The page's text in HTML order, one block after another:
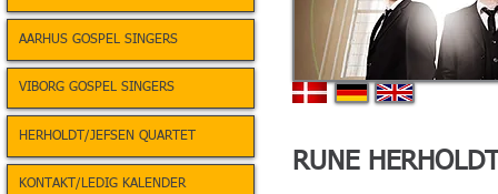
RUNE
AARHUS GOSPEL SINGERS
VIBORG GOSPEL SINGERS
HERHOLDT/JEFSEN QUARTET
KONTAKT/LEDIG KALENDER